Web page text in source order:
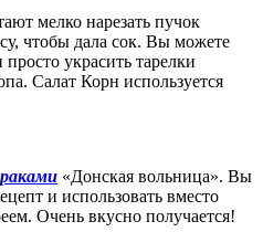
мелко нарезать пучок
чтобы дала сок. Вы можете
украсить тарелки
Салат Корн используется
«Донская вольница». Вы
и использовать вместо
Очень вкусно получается!